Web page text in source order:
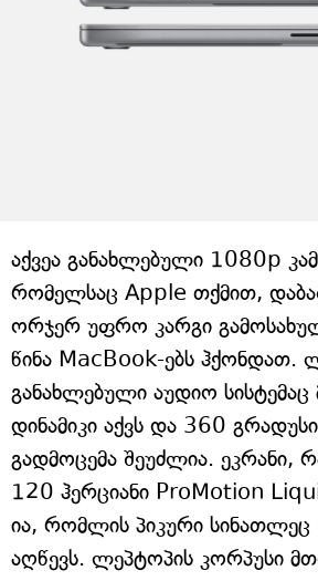
აქვეა განახლებული 1080p
რომელსაც Apple თქმით,
ორჯერ უფრო კარგი
წინა MacBook-ებს ჰქონდათ.
განახლებული აუდიო სისტემაც
დინამიკი აქვს და 360
გადმოცემა შეუძლია. ეკრანი,
120 ჰერციანი ProMotion
ია, რომლის პიკური სინათლეც
აღწევს. ლეპტოპის კორპუსი